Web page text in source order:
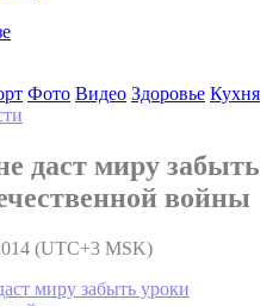
Фото Видео Здоровье Кухня
даст миру забыть
войны
(UTC+3 MSK)